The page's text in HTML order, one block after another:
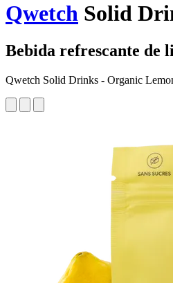
Qwetch Solid
Bebida refrescante de
Qwetch Solid Drinks - Organic